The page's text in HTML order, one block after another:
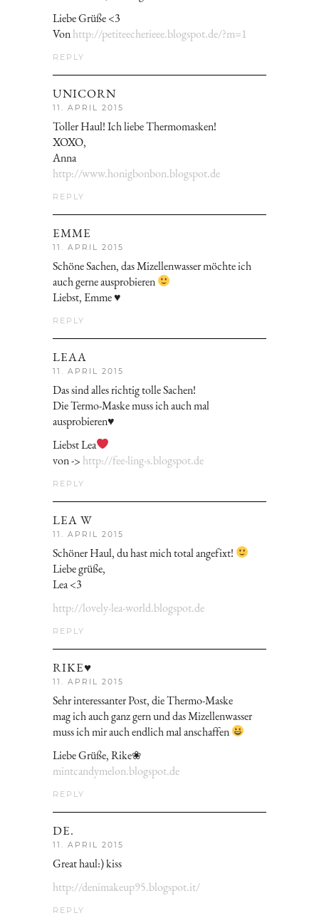
Liebe Grüße <3
Vonhttp://petiteecherieee.blogspot.de/?m=1
REPLY
UNICORN
11. APRIL 2015
Toller Haul! Ich liebe Thermomasken!
XOXO,
Anna
http://www.honigbonbon.blogspot.de
REPLY
EMME
11. APRIL 2015
Schöne Sachen, das Mizellenwasser möchte ich
auch gerne ausprobieren
Liebst, Emme ♥
REPLY
LEAA
11. APRIL 2015
Das sind alles richtig tolle Sachen!
Die Termo-Maske muss ich auch mal
ausprobieren♥
Liebst Lea
von -> http://fee-ling-s.blogspot.de
REPLY
LEA W
11. APRIL 2015
Schöner Haul, du hast mich total angefixt!
Liebe grüße,
Lea <3
http://lovely-lea-world.blogspot.de
REPLY
RIKE♥
11. APRIL 2015
Sehr interessanter Post, die Thermo-Maske
mag ich auch ganz gern und das Mizellenwasser
muss ich mir auch endlich mal anschaffen
Liebe Grüße, Rike❀
mintcandymelon.blogspot.de
REPLY
DE.
11. APRIL 2015
Great haul:) kiss
http://denimakeup95.blogspot.it/
REPLY